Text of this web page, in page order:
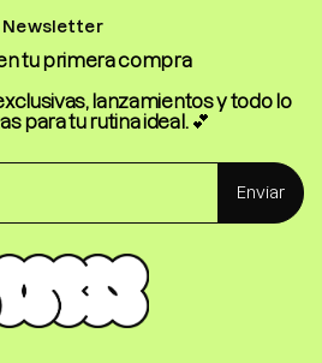
Newsletter
tu primera compra
lanzamientos y todo lo
para tu rutina ideal.💕
Enviar